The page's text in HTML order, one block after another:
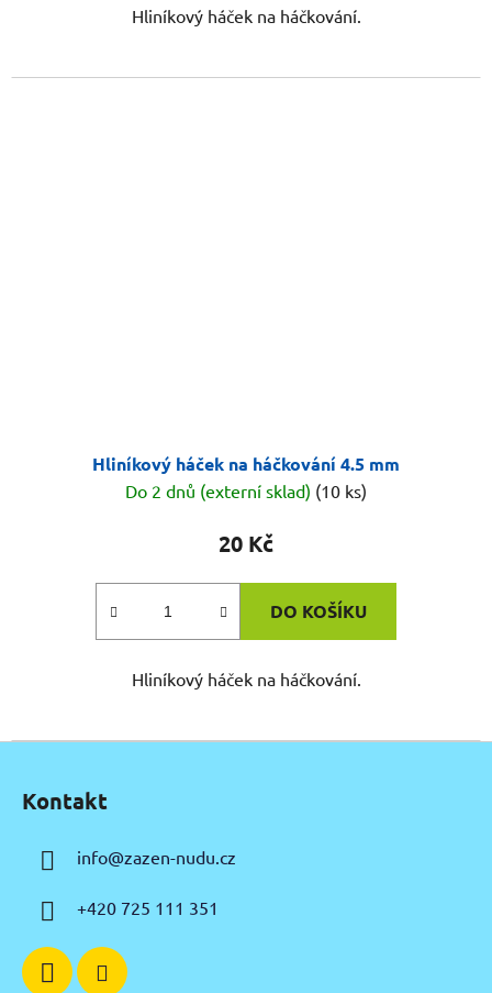
Hliníkový háček na háčkování.
Hliníkový háček na háčkování 4.5 mm
Do 2 dnů (externí sklad) (10 ks)
20 Kč
DO KOŠÍKU
Hliníkový háček na háčkování.
Kontakt
info@zazen-nudu.cz
+420 725 111 351